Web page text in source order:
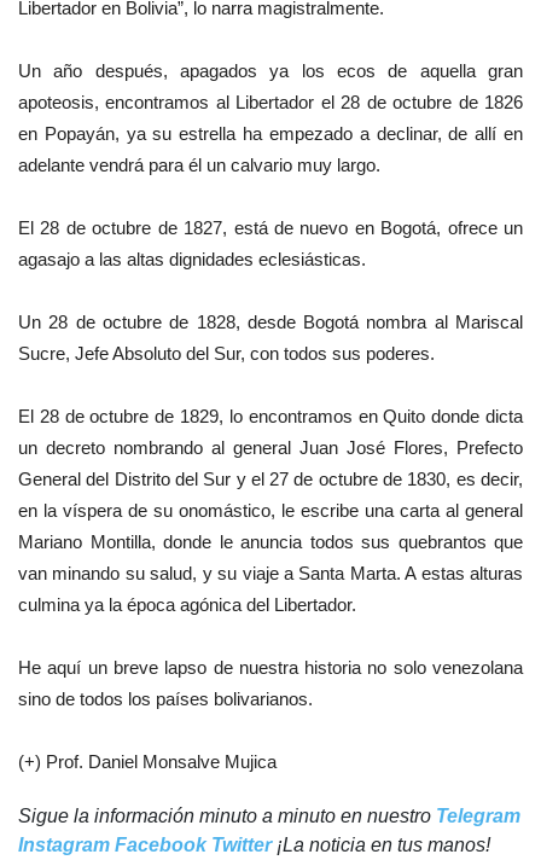
Libertador en Bolivia”, lo narra magistralmente.
Un año después, apagados ya los ecos de aquella gran
apoteosis, encontramos al Libertador el 28 de octubre de 1826
en Popayán, ya su estrella ha empezado a declinar, de allí en
adelante vendrá para él un calvario muy largo.
El 28 de octubre de 1827, está de nuevo en Bogotá, ofrece un
agasajo a las altas dignidades eclesiásticas.
Un 28 de octubre de 1828, desde Bogotá nombra al Mariscal
Sucre, Jefe Absoluto del Sur, con todos sus poderes.
El 28 de octubre de 1829, lo encontramos en Quito donde dicta
un decreto nombrando al general Juan José Flores, Prefecto
General del Distrito del Sur y el 27 de octubre de 1830, es decir,
en la víspera de su onomástico, le escribe una carta al general
Mariano Montilla, donde le anuncia todos sus quebrantos que
van minando su salud, y su viaje a Santa Marta. A estas alturas
culmina ya la época agónica del Libertador.
He aquí un breve lapso de nuestra historia no solo venezolana
sino de todos los países bolivarianos.
(+) Prof. Daniel Monsalve Mujica
Sigue la información minuto a minuto en nuestro Telegram
Instagram Facebook Twitter¡La noticia en tus manos!